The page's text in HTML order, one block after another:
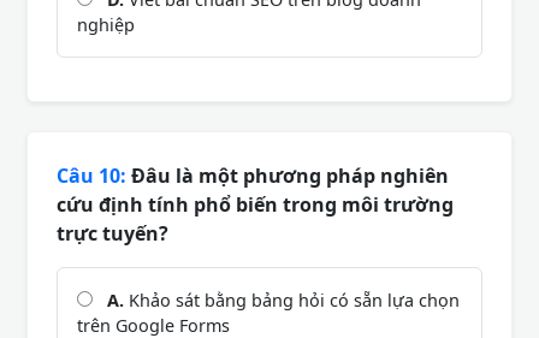
nghiệp
Câu 10: Đâu là một phương pháp nghiên
cứu định tính phổ biến trong môi trường
trực tuyến?
A. Khảo sát bằng bảng hỏi có sẵn lựa chọn
trên Google Forms